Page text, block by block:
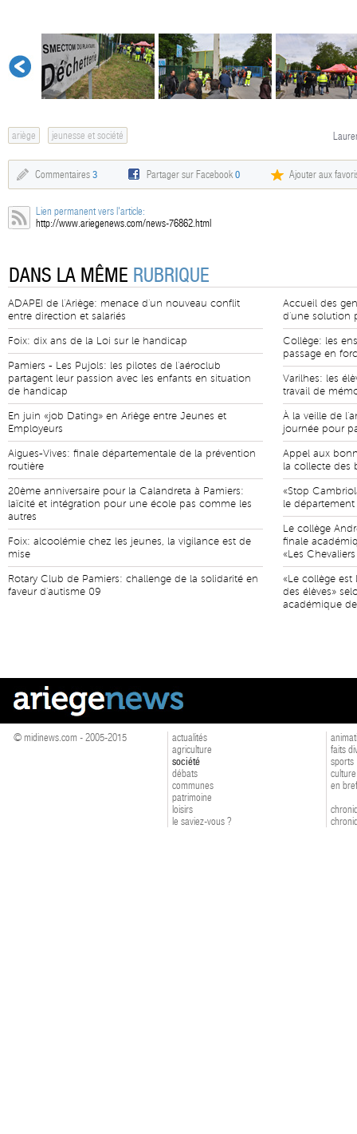
ariège jeunesse et société
Commentaires 3 Partager sur Facebook0 Ajouter aux
Lien permanent vers l'article:
http://www.ariegenews.com/news-76862.html
DANS LA MÊME RUBRIQUE
ADAPEI de l'Ariège: menace d'un nouveau conflit
entre direction et salariés
Foix: dix ans de la Loi sur le handicap
Pamiers - Les Pujols: les pilotes de l'aéroclub
partagent leur passion avec les enfants en situation
de handicap
En juin «job Dating» en Ariège entre Jeunes et
Employeurs
Aigues-Vives: finale départementale de la prévention
routière
20ème anniversaire pour la Calandreta à Pamiers:
laïcité et intégration pour une école pas comme les
autres
Foix: alcoolémie chez les jeunes, la vigilance est de
mise
Rotary Club de Pamiers: challenge de la solidarité en
faveur d'autisme 09
Accueil des
d'une solution
Collège: les
passage en
Varilhes: les
travail de
À la veille de
journée pour
Appel aux
la collecte des
«Stop
le département
Le collège
finale
«Les
«Le collège
des élèves»
académique
© midinews.com - 2005-2015
actualités
agriculture
société
débats
communes
patrimoine
loisirs
le saviez-vous ?
faits
sports
culture
en bref